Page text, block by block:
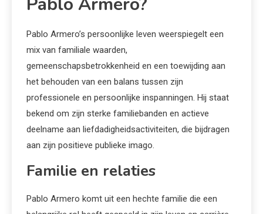
Pablo Armero’s persoonlijke leven weerspiegelt een
mix van familiale waarden,
gemeenschapsbetrokkenheid en een toewijding aan
het behouden van een balans tussen zijn
professionele en persoonlijke inspanningen. Hij staat
bekend om zijn sterke familiebanden en actieve
deelname aan liefdadigheidsactiviteiten, die bijdragen
aan zijn positieve publieke imago.
Familie en relaties
Pablo Armero komt uit een hechte familie die een